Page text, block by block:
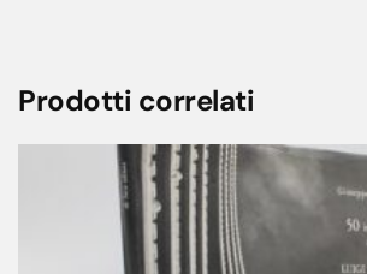
Prodotti correlati